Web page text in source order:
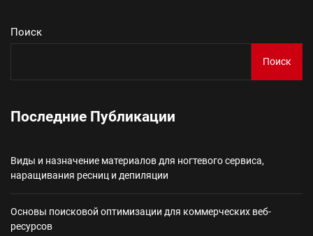
Поиск
Поиск
Последние Публикации
Виды и назначение материалов для ногтевого сервиса,
наращивания ресниц и депиляции
Основы поисковой оптимизации для коммерческих веб-
ресурсов